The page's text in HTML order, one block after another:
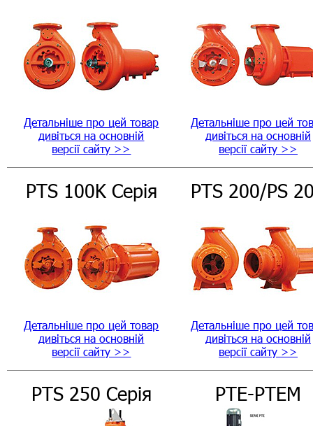
Детальніше про цей товар
дивіться на основній
версії сайту >>
Детальніше про цей
дивіться на основній
версії сайту >>
PTS 100K Серія
Детальніше про цей товар
дивіться на основній
версії сайту >>
PTS 200/PS
Детальніше про цей
дивіться на основній
версії сайту >>
PTS 250 Серія PTE-PTEM